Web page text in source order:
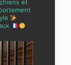
et